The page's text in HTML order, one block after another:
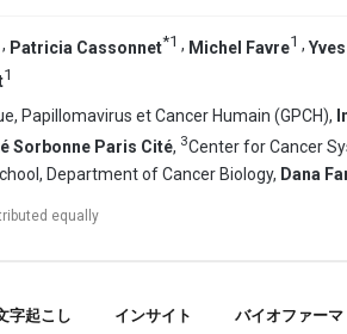
, Patricia Cassonnet*1 , Michel Favre1 ,
1
Papillomavirus et Cancer Humain (GPCH),
Sorbonne Paris Cité, 3Center for Cancer
Department of Cancer Biology, Dana
equally
字起こし インサイト バイオファー